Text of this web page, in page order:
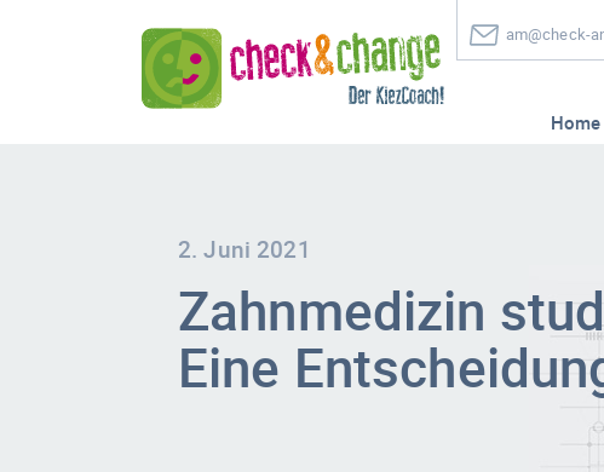
am@check-
Home
2. Juni 2021
Zahnmedizin
Eine